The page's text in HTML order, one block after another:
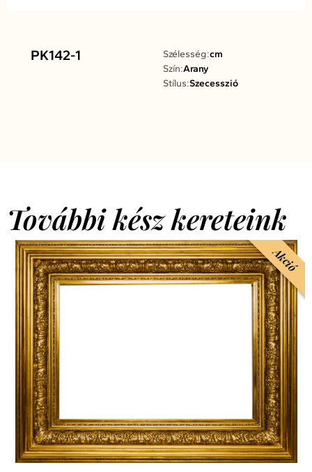
PK142-1 Szélesség:cm
Szín:Arany
Stílus:Szecesszió
További kész kereteink
Akció